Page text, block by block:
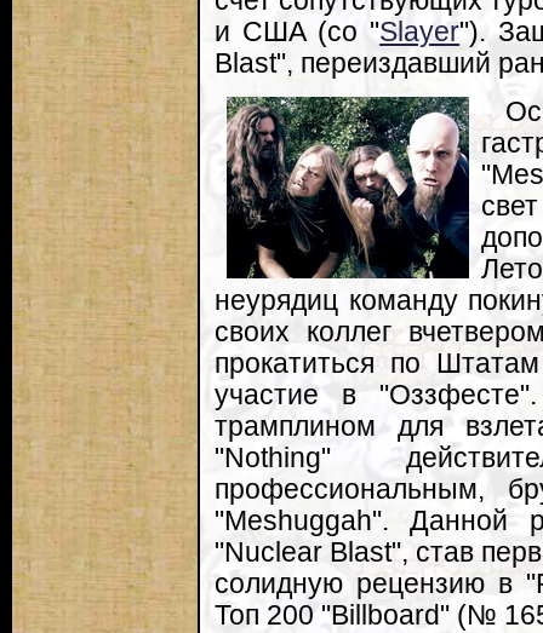
и США (со "Slayer").
Blast", переиздавший
неурядиц команду
своих коллег
прокатиться по
участие в
трамплином для
"Nothing"
профессиональным,
"Meshuggah". Данной
"Nuclear Blast", став
солидную рецензию в
Топ 200 "Billboard" (№